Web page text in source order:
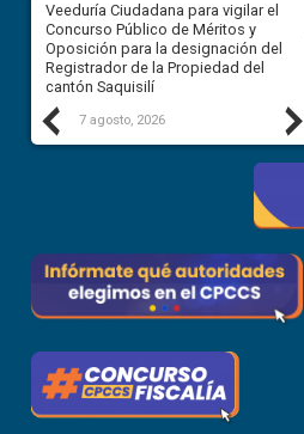
Previous
Veeduría Ciudadana para vigilar el
Concurso Público de Méritos y
Oposición para la designación del
Registrador de la Propiedad del
cantón Saquisilí
7 agosto, 2026